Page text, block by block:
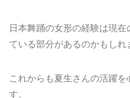
日本舞踊の女形の経験は現
ている部分があるのかもしれ
これからも夏生さんの活躍を
す。